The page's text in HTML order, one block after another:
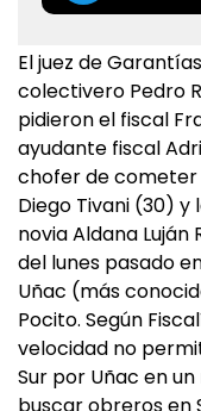
El juez de
colectivero Pedro
pidieron el fiscal
ayudante fiscal
chofer de cometer
Diego Tivani (30) y
novia Aldana Luján
del lunes pasado
Uñac (más
Pocito. Según
velocidad no
Sur por Uñac en